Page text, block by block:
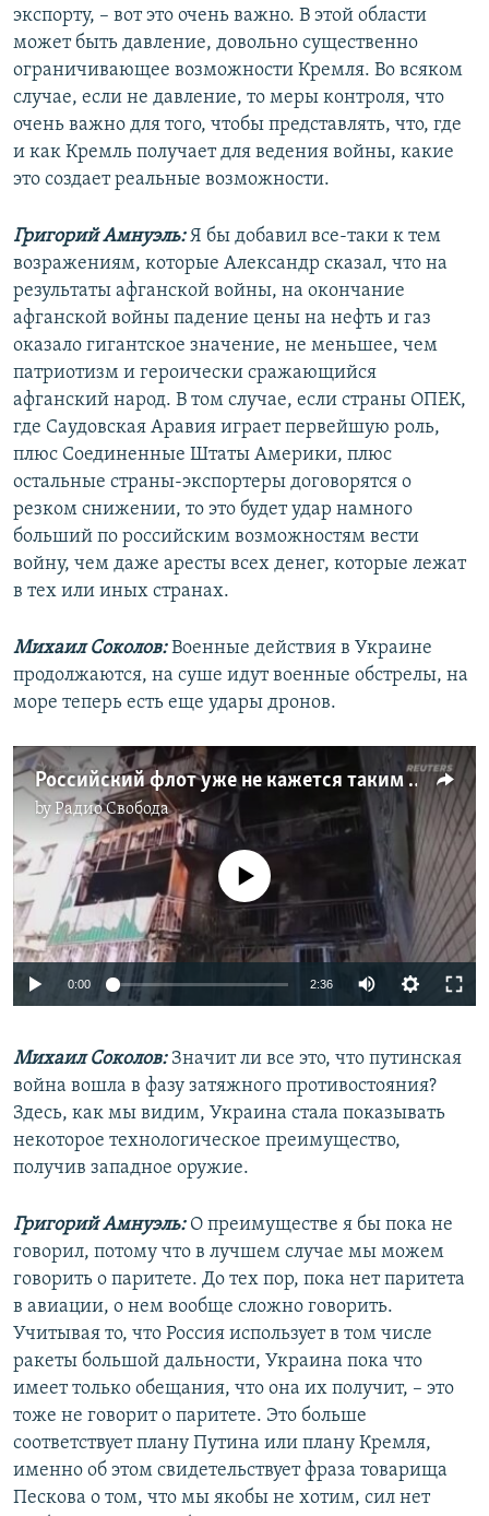
экспорту, – вот это очень важно. В этой области
может быть давление, довольно существенно
ограничивающее возможности Кремля. Во всяком
случае, если не давление, то меры контроля, что
очень важно для того, чтобы представлять, что, где
и как Кремль получает для ведения войны, какие
это создает реальные возможности.
Григорий Амнуэль:Я бы добавил все-таки к тем
возражениям, которые Александр сказал, что на
результаты афганской войны, на окончание
афганской войны падение цены на нефть и газ
оказало гигантское значение, не меньшее, чем
патриотизм и героически сражающийся
афганский народ. В том случае, если страны ОПЕК,
где Саудовская Аравия играет первейшую роль,
плюс Соединенные Штаты Америки, плюс
остальные страны-экспортеры договорятся о
резком снижении, то это будет удар намного
больший по российским возможностям вести
войну, чем даже аресты всех денег, которые лежат
в тех или иных странах.
Михаил Соколов:Военные действия в Украине
продолжаются, на суше идут военные обстрелы, на
море теперь есть еще удары дронов.
Российский флот уже не кажется таким неуязвимым
byРадио Свобода
Auto 240p 360p 480p
720p 1080p
No media source currently available
0:00 2:36
360p
480p
Михаил Соколов:Значит ли все это, что путинская
война вошла в фазу затяжного противостояния?
Здесь, как мы видим, Украина стала показывать
некоторое технологическое преимущество,
получив западное оружие.
Григорий Амнуэль:О преимуществе я бы пока не
говорил, потому что в лучшем случае мы можем
говорить о паритете. До тех пор, пока нет паритета
в авиации, о нем вообще сложно говорить.
Учитывая то, что Россия использует в том числе
ракеты большой дальности, Украина пока что
имеет только обещания, что она их получит, – это
тоже не говорит о паритете. Это больше
соответствует плану Путина или плану Кремля,
именно об этом свидетельствует фраза товарища
Пескова о том, что мы якобы не хотим, сил нет